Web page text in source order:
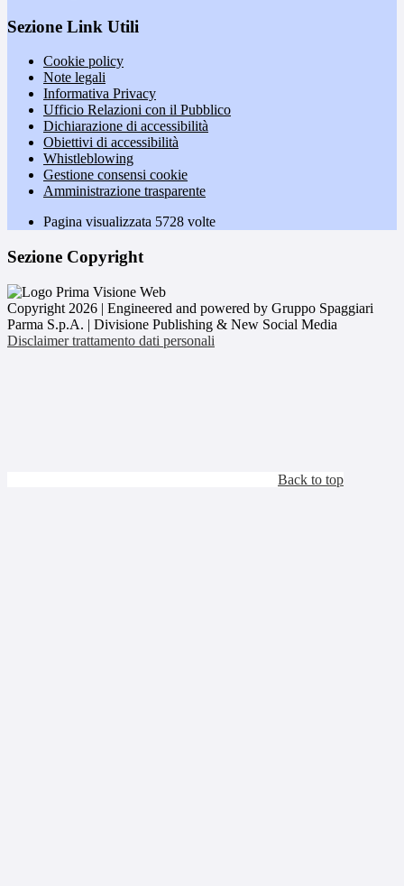
Sezione Link Utili
Cookie policy
Note legali
Informativa Privacy
Ufficio Relazioni con il Pubblico
Dichiarazione di accessibilità
Obiettivi di accessibilità
Whistleblowing
Gestione consensi cookie
Amministrazione trasparente
Pagina visualizzata 5728 volte
Sezione Copyright
Copyright 2026 | Engineered and powered by Gruppo Spaggiari
Parma S.p.A. | Divisione Publishing & New Social Media
Disclaimer trattamento dati personali
Back to top